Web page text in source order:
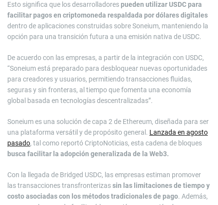
Esto significa que los desarrolladorespueden utilizar USDC para
facilitar pagos en criptomoneda respaldada por dólares digitales
dentro de aplicaciones construidas sobre Soneium, manteniendo la
opción para una transición futura a una emisión nativa de USDC.
De acuerdo con las empresas, a partir de la integración con USDC,
“Soneium está preparado para desbloquear nuevas oportunidades
para creadores y usuarios, permitiendo transacciones fluidas,
seguras y sin fronteras, al tiempo que fomenta una economía
global basada en tecnologías descentralizadas”.
Soneium es una solución de capa 2 de Ethereum, diseñada para ser
una plataforma versátil y de propósito general. Lanzada en agosto
pasado, tal como reportó CriptoNoticias, esta cadena de bloques
busca facilitar la adopción generalizada de la Web3.
Con la llegada de Bridged USDC, las empresas estiman promover
las transacciones transfronterizassin las limitaciones de tiempo y
costo asociadas con los métodos tradicionales de pago. Además,